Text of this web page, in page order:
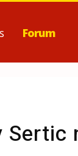
Forum